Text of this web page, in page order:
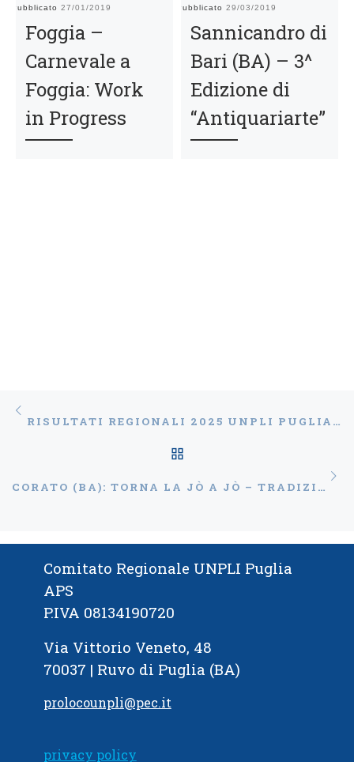
Pubblicato 27/01/2019
Foggia –
Carnevale a
Foggia: Work
in Progress
Pubblicato 29/03/2019
Sannicandro di
Bari (BA) – 3^
Edizione di
“Antiquariarte”
Navigazione articoli
Articolo precedente RISULTATI REGIONALI 2025 UNPLI PUGLIA: «CONGRATULAZIONI AL PRESIDENTE DECARO. PRO LOCO PUGLIESI PRONTE A LAVORARE FIANCO A FIANCO
CORATO (BA): TORNA LA JÒ A JÒ – TRADIZIONALE FALÒ DI SANTA LUCIA
Comitato Regionale UNPLI Puglia
APS
P.IVA 08134190720
Via Vittorio Veneto, 48
70037 | Ruvo di Puglia (BA)
prolocounpli@pec.it
privacy policy